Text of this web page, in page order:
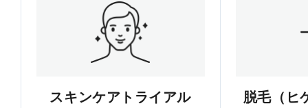
スキンケアトライアル 脱毛（ヒ